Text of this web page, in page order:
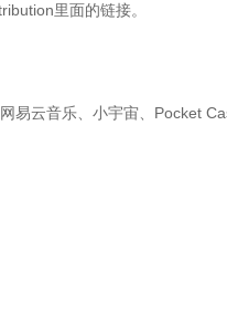
里面的链接。
云音乐、小宇宙、Pocket